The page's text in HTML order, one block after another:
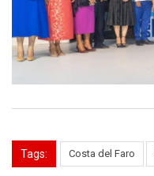
Tags: Costa del Faro